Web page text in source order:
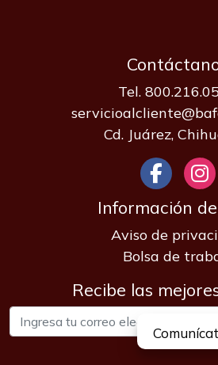
Tel.
Cd. Juárez,
Información
Aviso de
Bolsa de
Recibe las